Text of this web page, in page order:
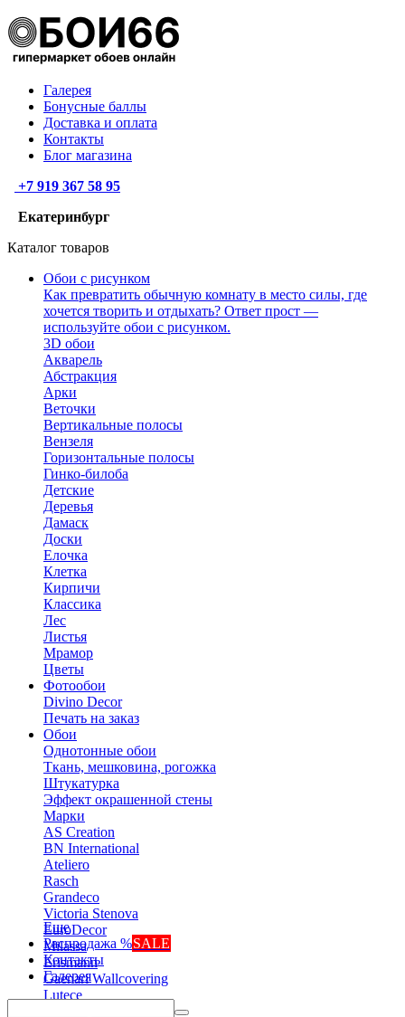
Галерея
Бонусные баллы
Доставка и оплата
Контакты
Блог магазина
+7 919 367 58 95
Екатеринбург
Каталог товаров
Обои с рисунком
Как превратить обычную комнату в место силы, где
хочется творить и отдыхать? Ответ прост —
используйте обои с рисунком.
3D обои
Акварель
Абстракция
Арки
Веточки
Вертикальные полосы
Вензеля
Горизонтальные полосы
Гинко-билоба
Детские
Деревья
Дамаск
Доски
Елочка
Клетка
Кирпичи
Классика
Лес
Листья
Мрамор
Цветы
Фотообои
Divino Decor
Печать на заказ
Обои
Однотонные обои
Ткань, мешковина, рогожка
Штукатурка
Эффект окрашенной стены
Марки
AS Creation
BN International
Ateliero
Rasch
Grandeco
Victoria Stenova
EuroDecor
Milassa
Erismann
Gaenari Wallcovering
Lutece
Еще
Распродажа %SALE
Контакты
Галерея